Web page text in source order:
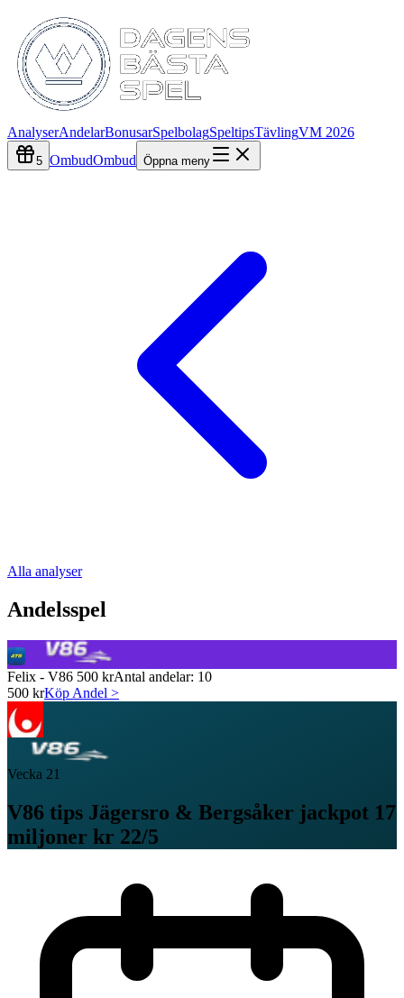
AnalyserAndelarBonusarSpelbolagSpeltipsTävlingVM 2026
5 OmbudOmbud Öppna meny
Alla analyser
Andelsspel
Felix - V86 500 krAntal andelar: 10
500 krKöp Andel >
Vecka 21
V86 tips Jägersro & Bergsåker jackpot 17
miljoner kr 22/5